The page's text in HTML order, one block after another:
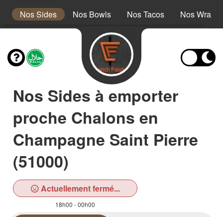
Nos Sides Nos Bowls Nos Tacos Nos Wraps
Nos Sides à emporter
proche Chalons en
Champagne Saint Pierre
(51000)
Actuellement fermé...
18h00 - 00h00